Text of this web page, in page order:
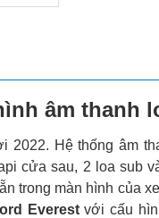
âm thanh
2022. Hệ thống âm
cửa sau, 2 loa sub
trong màn hình của
Everestvới cấu